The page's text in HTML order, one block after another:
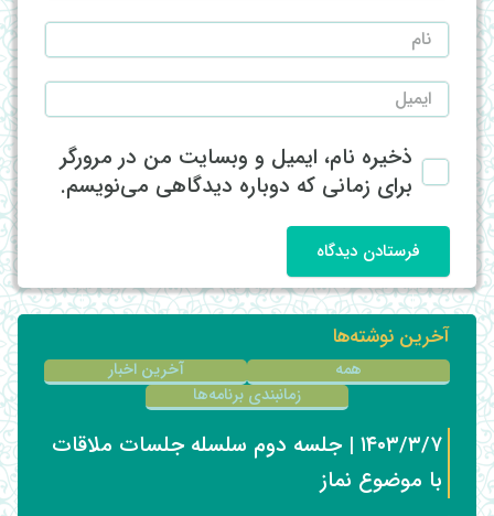
ذخیره نام، ایمیل و وبسایت من در مرورگر
برای زمانی که دوباره دیدگاهی می‌نویسم.
فرستادن دیدگاه
آخرین نوشته‌ها
همه
آخرین اخبار
زمانبندی برنامه‌ها
۱۴۰۳/۳/۷ | جلسه دوم سلسله جلسات ملاقات
با موضوع نماز